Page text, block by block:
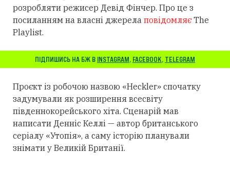
розробляти режисер Девід Фінчер. Про це з
посиланням на власні джерела повідомляєThe
Playlist.
ПІДПИШИСЬ НА БЖ В INSTAGRAM, FACEBOOK, TELEGRAM
Проєкт із робочою назвою «Heckler» спочатку
задумували як розширення всесвіту
південнокорейського хіта. Сценарій мав
написати Денніс Келлі — автор британського
серіалу «Утопія», а саму історію планували
знімати у Великій Британії.